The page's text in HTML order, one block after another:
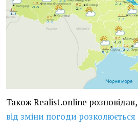
Також Realist.online розповідав,
від зміни погоди розколюється